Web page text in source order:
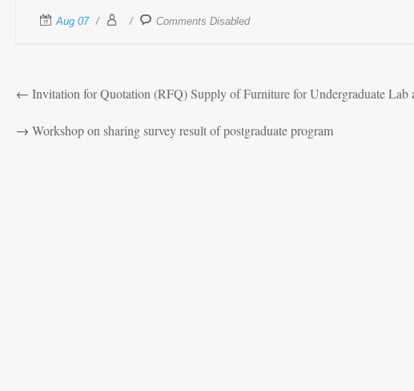
Aug 07 Comments Disabled
← Invitation for Quotation (RFQ) Supply of Furniture for Undergraduate Lab
→ Workshop on sharing survey result of postgraduate program